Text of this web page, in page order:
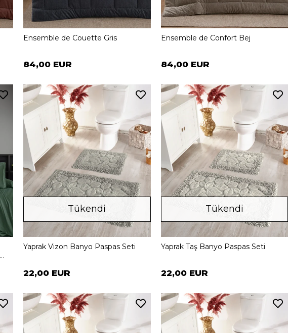
Ensemble de Couette Gris
84,00 EUR
Ensemble de Confort Bej
84,00 EUR
Tükendi
Yaprak Vizon Banyo Paspas Seti
22,00 EUR
Tükendi
Yaprak Taş Banyo Paspas Seti
22,00 EUR